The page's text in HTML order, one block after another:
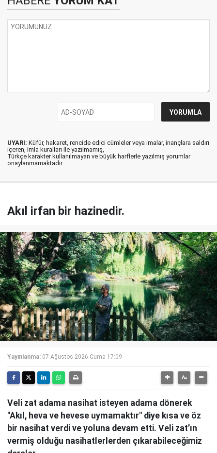
UYARI: Küfür, hakaret, rencide edici cümleler veya imalar, inançlara saldırı
içeren, imla kuralları ile yazılmamış,
Türkçe karakter kullanılmayan ve büyük harflerle yazılmış yorumlar
onaylanmamaktadır.
Akıl irfan bir hazinedir.
Yayınlanma: 07 Ağustos 2026 Cuma 17:09
Veli zat adama nasihat isteyen adama dönerek
"Akıl, heva ve hevese uymamaktır" diye kısa ve öz
bir nasihat verdi ve yoluna devam etti. Veli zat’ın
vermiş olduğu nasihatlerlerden çıkarabileceğimiz